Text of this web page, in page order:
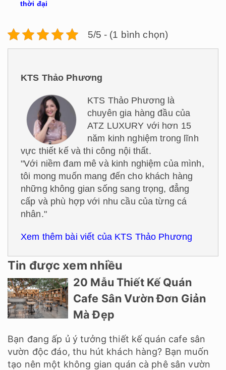
thời đại
5/5 - (1 bình chọn)
KTS Thảo Phương
KTS Thảo Phương là
chuyên gia hàng đầu của
ATZ LUXURY với hơn 15
năm kinh nghiệm trong lĩnh
vực thiết kế và thi công nội thất.
"Với niềm đam mê và kinh nghiệm của mình,
tôi mong muốn mang đến cho khách hàng
những không gian sống sang trọng, đẳng
cấp và phù hợp với nhu cầu của từng cá
nhân."
Xem thêm bài viết của KTS Thảo Phương
Tin được xem nhiều
20 Mẫu Thiết Kế Quán
Cafe Sân Vườn Đơn Giản
Mà Đẹp
Bạn đang ấp ủ ý tưởng thiết kế quán cafe sân
vườn độc đáo, thu hút khách hàng? Bạn muốn
tạo nên một không gian quán cà phê sân vườn